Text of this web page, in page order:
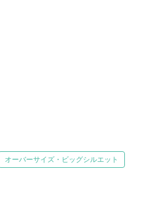
オーバーサイズ・ビッグシルエット